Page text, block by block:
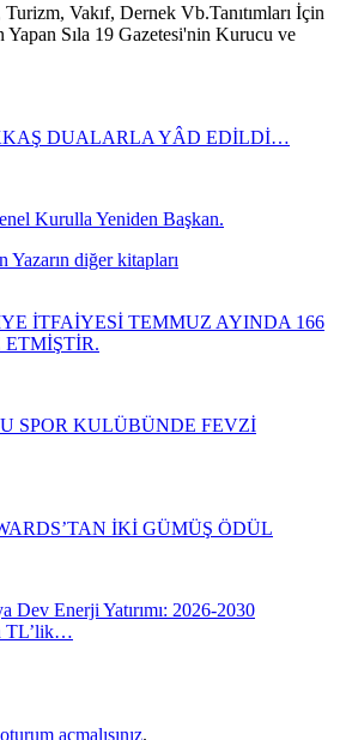
Vakıf, Dernek Vb.Tanıtımları İçin
Yapan Sıla 19 Gazetesi'nin Kurucu ve
DUALARLA YÂD EDİLDİ…
Kurulla Yeniden Başkan.
Yazarın diğer kitapları
İTFAİYESİ TEMMUZ AYINDA 166
SPOR KULÜBÜNDE FEVZİ
İKİ GÜMÜŞ ÖDÜL
Dev Enerji Yatırımı: 2026-2030
TL’lik…
oturum açmalısınız.